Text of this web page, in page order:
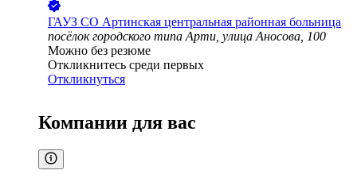
ГАУЗ СО Артинская центральная районная больница
посёлок городского типа Арти, улица Аносова, 100
Можно без резюме
Откликнитесь среди первых
Откликнуться
Компании для вас